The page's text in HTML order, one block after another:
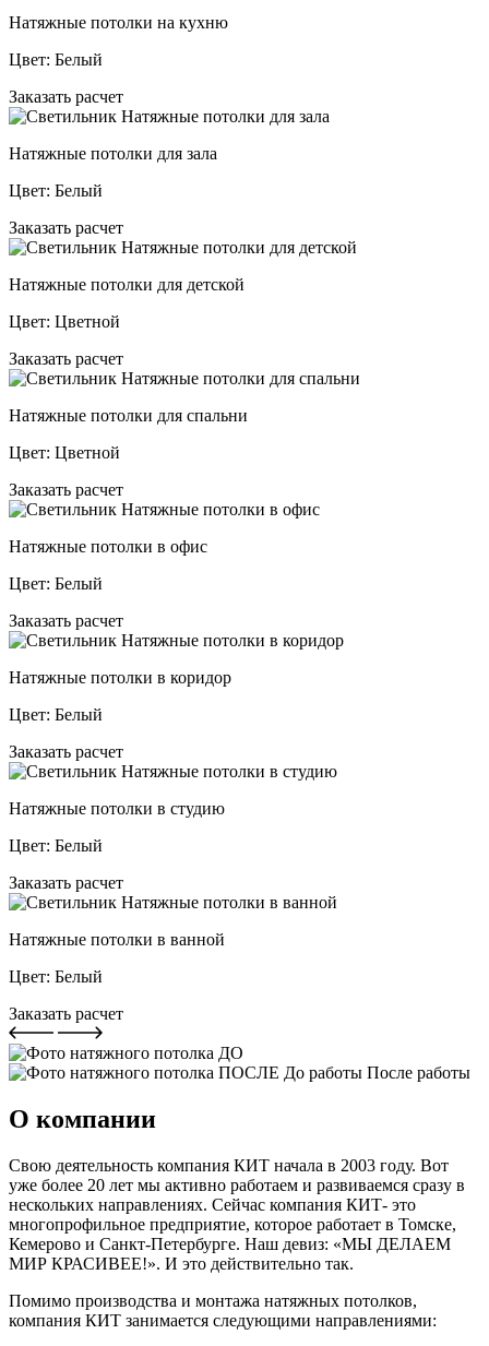
Натяжные потолки на кухню
Цвет: Белый
Заказать расчет
Натяжные потолки для зала
Цвет: Белый
Заказать расчет
Натяжные потолки для детской
Цвет: Цветной
Заказать расчет
Натяжные потолки для спальни
Цвет: Цветной
Заказать расчет
Натяжные потолки в офис
Цвет: Белый
Заказать расчет
Натяжные потолки в коридор
Цвет: Белый
Заказать расчет
Натяжные потолки в студию
Цвет: Белый
Заказать расчет
Натяжные потолки в ванной
Цвет: Белый
Заказать расчет
До работы После работы
О компании
Свою деятельность компания КИТ начала в 2003 году. Вот
уже более 20 лет мы активно работаем и развиваемся сразу в
нескольких направлениях. Сейчас компания КИТ- это
многопрофильное предприятие, которое работает в Томске,
Кемерово и Санкт-Петербурге. Наш девиз: «МЫ ДЕЛАЕМ
МИР КРАСИВЕЕ!». И это действительно так.
Помимо производства и монтажа натяжных потолков,
компания КИТ занимается следующими направлениями: